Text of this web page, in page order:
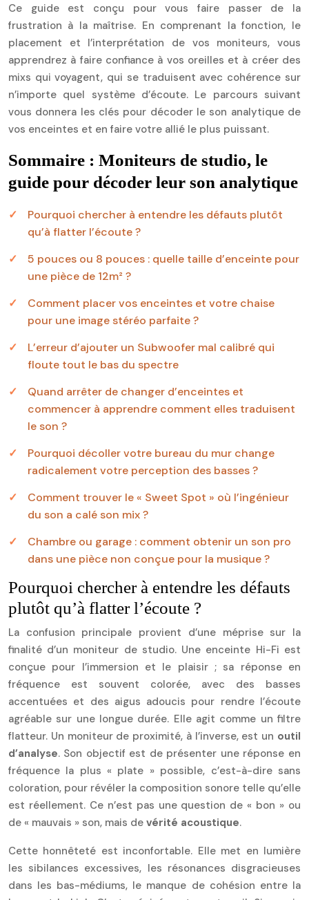
Ce guide est conçu pour vous faire passer de la
frustration à la maîtrise. En comprenant la fonction, le
placement et l’interprétation de vos moniteurs, vous
apprendrez à faire confiance à vos oreilles et à créer des
mixs qui voyagent, qui se traduisent avec cohérence sur
n’importe quel système d’écoute. Le parcours suivant
vous donnera les clés pour décoder le son analytique de
vos enceintes et en faire votre allié le plus puissant.
Sommaire : Moniteurs de studio, le
guide pour décoder leur son analytique
Pourquoi chercher à entendre les défauts plutôt
qu’à flatter l’écoute ?
5 pouces ou 8 pouces : quelle taille d’enceinte pour
une pièce de 12m² ?
Comment placer vos enceintes et votre chaise
pour une image stéréo parfaite ?
L’erreur d’ajouter un Subwoofer mal calibré qui
floute tout le bas du spectre
Quand arrêter de changer d’enceintes et
commencer à apprendre comment elles traduisent
le son ?
Pourquoi décoller votre bureau du mur change
radicalement votre perception des basses ?
Comment trouver le « Sweet Spot » où l’ingénieur
du son a calé son mix ?
Chambre ou garage : comment obtenir un son pro
dans une pièce non conçue pour la musique ?
Pourquoi chercher à entendre les défauts
plutôt qu’à flatter l’écoute ?
La confusion principale provient d’une méprise sur la
finalité d’un moniteur de studio. Une enceinte Hi-Fi est
conçue pour l’immersion et le plaisir ; sa réponse en
fréquence est souvent colorée, avec des basses
accentuées et des aigus adoucis pour rendre l’écoute
agréable sur une longue durée. Elle agit comme un filtre
flatteur. Un moniteur de proximité, à l’inverse, est un outil
d’analyse. Son objectif est de présenter une réponse en
fréquence la plus « plate » possible, c’est-à-dire sans
coloration, pour révéler la composition sonore telle qu’elle
est réellement. Ce n’est pas une question de « bon » ou
de « mauvais » son, mais de vérité acoustique.
Cette honnêteté est inconfortable. Elle met en lumière
les sibilances excessives, les résonances disgracieuses
dans les bas-médiums, le manque de cohésion entre la